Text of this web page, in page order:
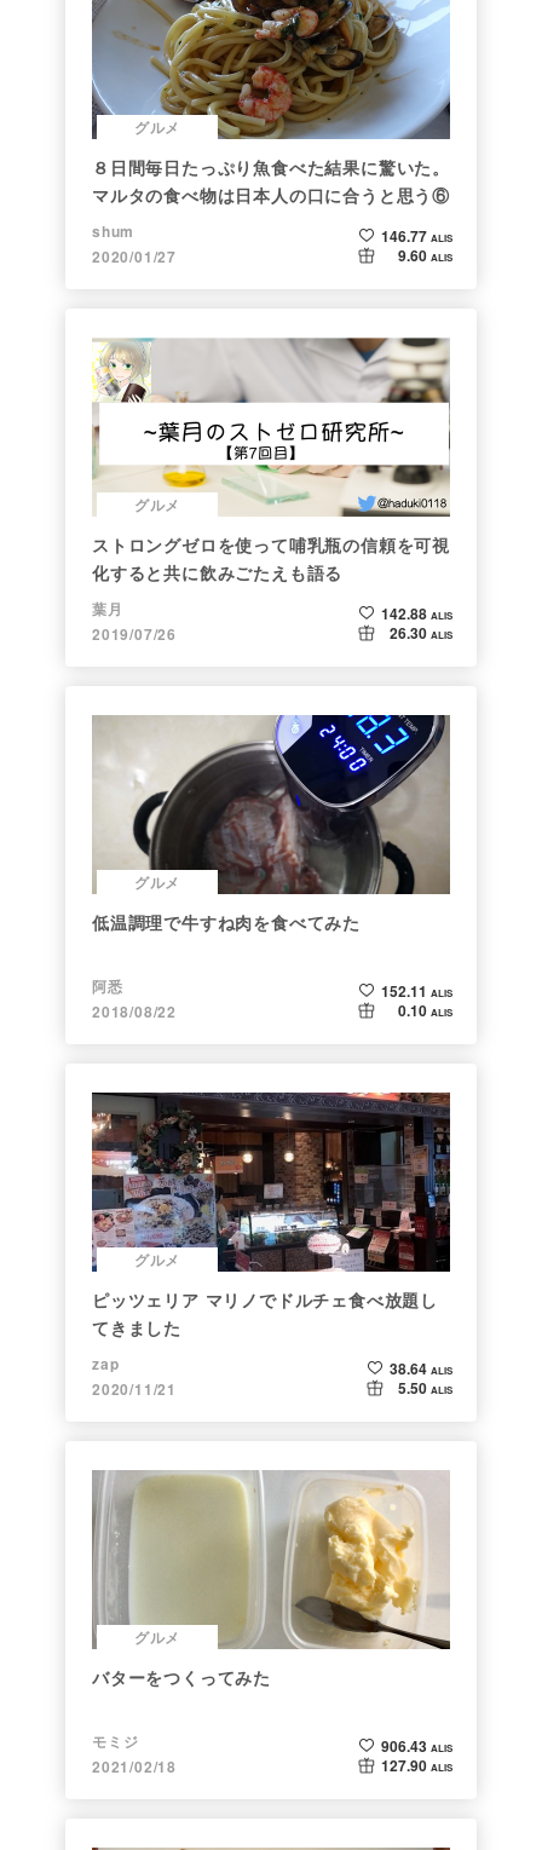
グルメ
８日間毎日たっぷり魚食べた結果に驚いた。
マルタの食べ物は日本人の口に合うと思う⑥
shum
2020/01/27
146.77 ALIS
9.60 ALIS
グルメ
ストロングゼロを使って哺乳瓶の信頼を可視
化すると共に飲みごたえも語る
葉月
2019/07/26
142.88 ALIS
26.30 ALIS
グルメ
低温調理で牛すね肉を食べてみた
阿悉
2018/08/22
152.11 ALIS
0.10 ALIS
グルメ
ピッツェリア マリノでドルチェ食べ放題し
てきました
zap
2020/11/21
38.64 ALIS
5.50 ALIS
グルメ
バターをつくってみた
モミジ
2021/02/18
906.43 ALIS
127.90 ALIS